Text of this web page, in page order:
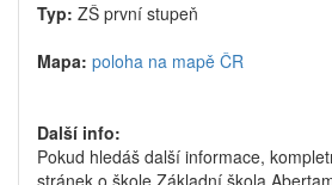
Typ: ZŠ první stupeň
Mapa: poloha na mapě ČR
Další info:
Pokud hledáš další informace,
stránek o škole Základní škola